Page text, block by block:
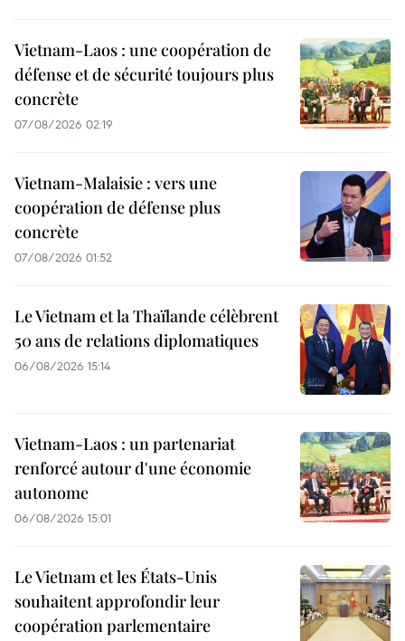
Vietnam-Laos : une coopération de
défense et de sécurité toujours plus
concrète
07/08/2026 02:19
Vietnam-Malaisie : vers une
coopération de défense plus
concrète
07/08/2026 01:52
Le Vietnam et la Thaïlande célèbrent
50 ans de relations diplomatiques
06/08/2026 15:14
Vietnam-Laos : un partenariat
renforcé autour d'une économie
autonome
06/08/2026 15:01
Le Vietnam et les États-Unis
souhaitent approfondir leur
coopération parlementaire